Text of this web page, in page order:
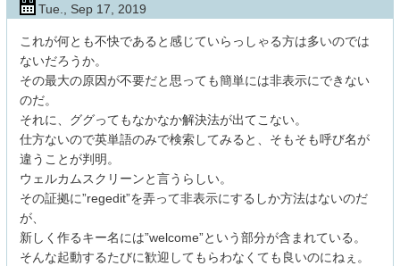
Tue., Sep 17, 2019
これが何とも不快であると感じていらっしゃる方は多いのでは
ないだろうか。
その最大の原因が不要だと思っても簡単には非表示にできない
のだ。
それに、ググってもなかなか解決法が出てこない。
仕方ないので英単語のみで検索してみると、そもそも呼び名が
違うことが判明。
ウェルカムスクリーンと言うらしい。
その証拠に”regedit”を弄って非表示にするしか方法はないのだ
が、
新しく作るキー名には”welcome”という部分が含まれている。
そんな起動するたびに歓迎してもらわなくても良いのにねぇ。